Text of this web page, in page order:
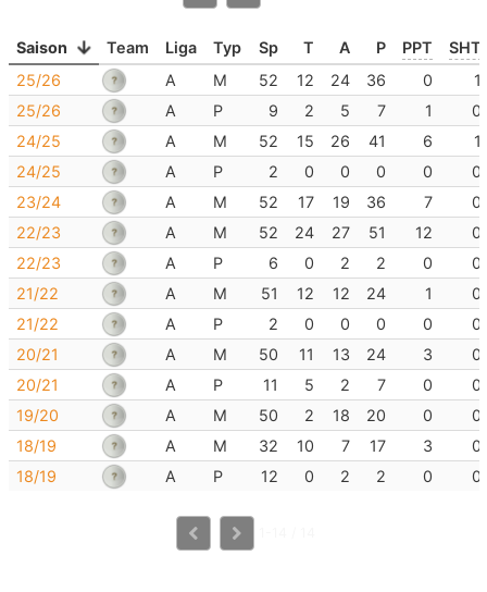
Saison Team Liga Typ Sp T A P PPT
SHT
25/26
A M 52 12 24 36 0
1
25/26
A P 9 2 5 7 1
0
24/25
A M 52 15 26 41 6
1
24/25
A P 2 0 0 0 0
0
23/24
A M 52 17 19 36 7
0
22/23
A M 52 24 27 51 12
0
22/23
A P 6 0 2 2 0
0
21/22
A M 51 12 12 24 1
0
21/22
A P 2 0 0 0 0
0
20/21
A M 50 11 13 24 3
0
20/21
A P 11 5 2 7 0
0
19/20
A M 50 2 18 20 0
0
18/19
A M 32 10 7 17 3
0
18/19
A P 12 0 2 2 0 0